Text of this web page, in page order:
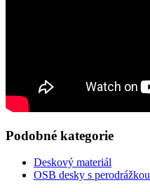
Podobné kategorie
Deskový materiál
OSB desky s perodrážkou